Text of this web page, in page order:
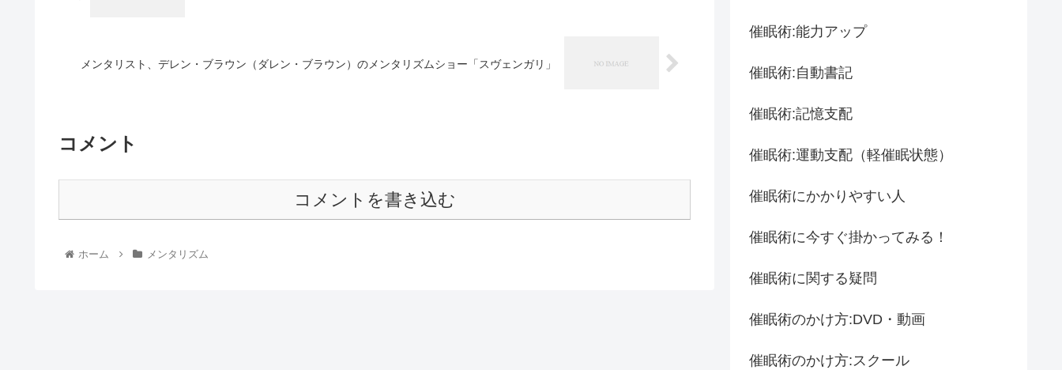
メンタリスト、デレン・ブラウン（ダレン・ブラウン）のメンタリズムショー「スヴェンガリ」
コメント
コメントを書き込む
ホーム メンタリズム
催眠術:能力アップ
催眠術:自動書記
催眠術:記憶支配
催眠術:運動支配（軽催眠状態）
催眠術にかかりやすい人
催眠術に今すぐ掛かってみる！
催眠術に関する疑問
催眠術のかけ方:DVD・動画
催眠術のかけ方:スクール